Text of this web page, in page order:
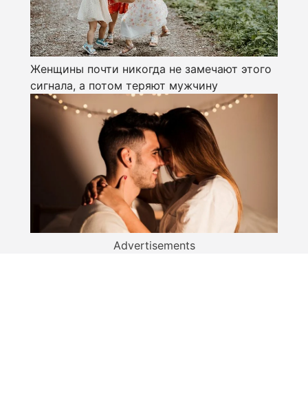
Женщины почти никогда не замечают этого
сигнала, а потом теряют мужчину
Advertisements